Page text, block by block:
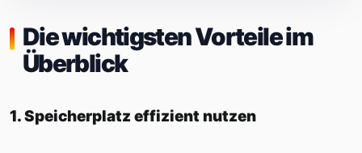
Die wichtigsten Vorteile im
Überblick
1. Speicherplatz effizient nutzen